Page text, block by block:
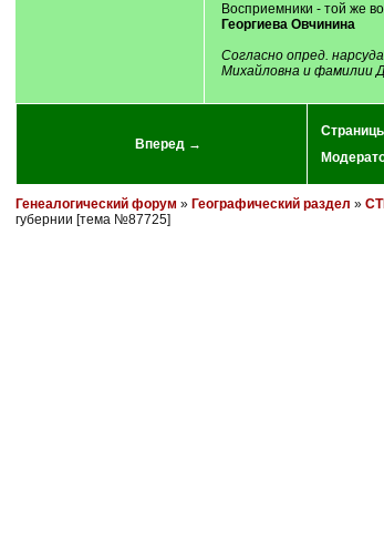
Восприемники - той же
Георгиева Овчинина
Согласно опред.
Михайловна и фамилии
Вперед →
Генеалогический форум » Географический раздел »
губернии [тема №87725]